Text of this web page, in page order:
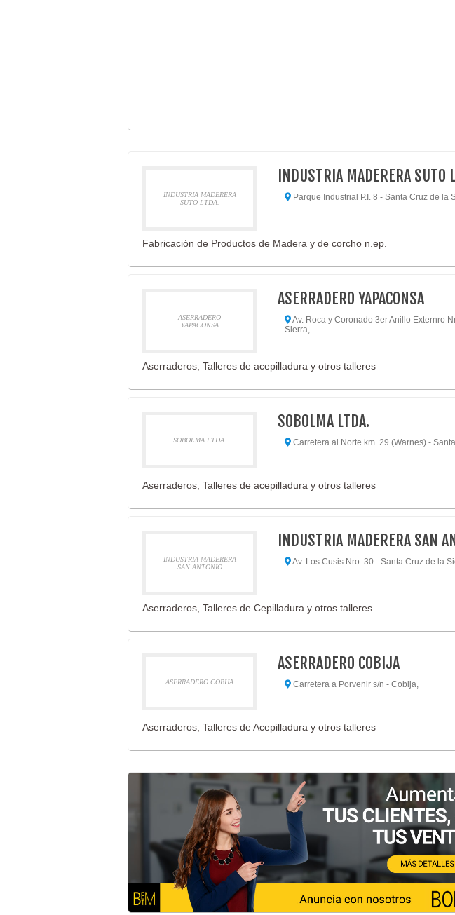
INDUSTRIA MADERERA
SUTO LTDA.
INDUSTRIA MADERERA SUTO
Parque Industrial P.I. 8 - Santa Cruz de la
Fabricación de Productos de Madera y de corcho n.ep.
ASERRADERO
YAPACONSA
ASERRADERO YAPACONSA
Av. Roca y Coronado 3er Anillo Externro
Sierra,
Aserraderos, Talleres de acepilladura y otros talleres
SOBOLMA LTDA.
SOBOLMA LTDA.
Carretera al Norte km. 29 (Warnes) -
Aserraderos, Talleres de acepilladura y otros talleres
INDUSTRIA MADERERA
SAN ANTONIO
INDUSTRIA MADERERA SAN
Av. Los Cusis Nro. 30 - Santa Cruz de la
Aserraderos, Talleres de Cepilladura y otros talleres
ASERRADERO COBIJA
ASERRADERO COBIJA
Carretera a Porvenir s/n - Cobija,
Aserraderos, Talleres de Acepilladura y otros talleres